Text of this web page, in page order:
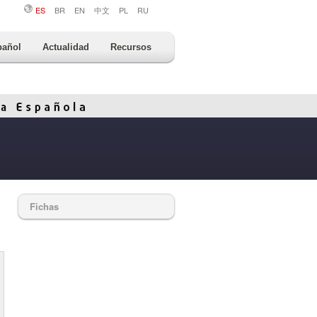
ES BR EN 中文 PL RU
Actualidad Recursos
Fichas